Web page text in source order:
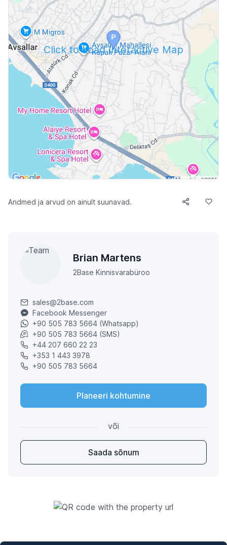
Click to Load Interactive Map
Andmed ja arvud on ainult suunavad.
Brian Martens
2Base Kinnisvarabüroo
sales@2base.com
Facebook Messenger
+90 505 783 5664 (Whatsapp)
+90 505 783 5664 (SMS)
+44 207 660 22 23
+353 1 443 3978
+90 505 783 5664
Planeeri kohtumine
või
Saada sõnum